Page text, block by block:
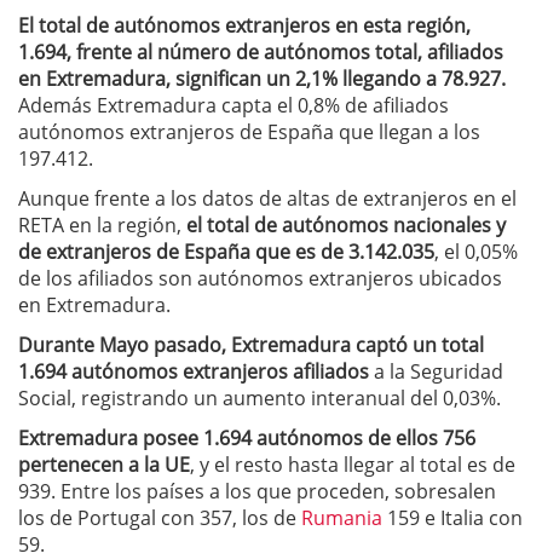
El total de autónomos extranjeros en esta región,
1.694, frente al número de autónomos total, afiliados
en Extremadura, significan un 2,1% llegando a 78.927.
Además Extremadura capta el 0,8% de afiliados
autónomos extranjeros de España que llegan a los
197.412.
Aunque frente a los datos de altas de extranjeros en el
RETA en la región, el total de autónomos nacionales y
de extranjeros de España que es de 3.142.035, el 0,05%
de los afiliados son autónomos extranjeros ubicados
en Extremadura.
Durante Mayo pasado, Extremadura captó un total
1.694 autónomos extranjeros afiliadosa la Seguridad
Social, registrando un aumento interanual del 0,03%.
Extremadura posee 1.694 autónomos de ellos 756
pertenecen a la UE, y el resto hasta llegar al total es de
939. Entre los países a los que proceden, sobresalen
los de Portugal con 357, los de Rumania 159 e Italia con
59.